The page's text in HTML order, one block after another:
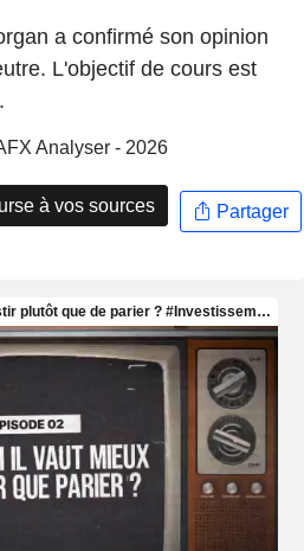
a confirmé son opinion
L'objectif de cours est
Analyser - 2026
à vos sources Partager